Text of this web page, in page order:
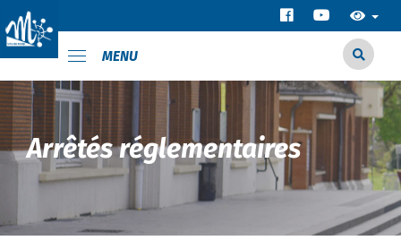
MENU
Arrêtés réglementaires